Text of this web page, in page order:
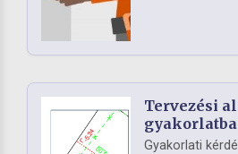
Tervezési
Gyakorlati